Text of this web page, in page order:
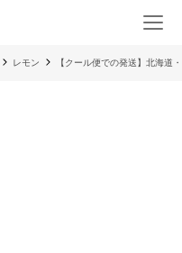
レモン 【クール便での発送】北海道